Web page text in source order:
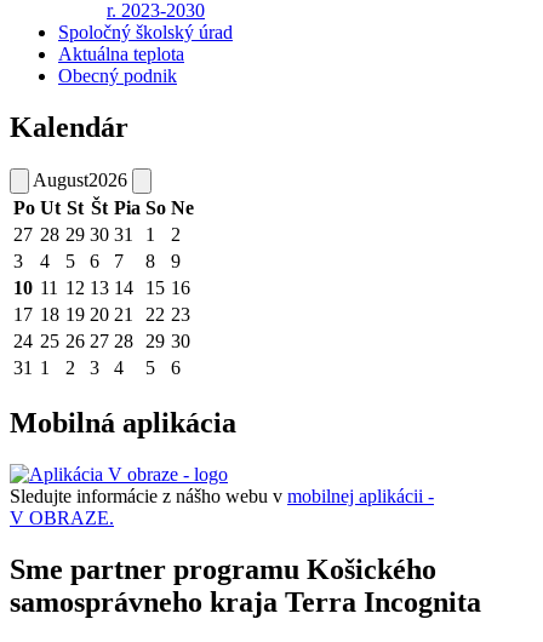
r. 2023-2030
Spoločný školský úrad
Aktuálna teplota
Obecný podnik
Kalendár
August2026
Po Ut St Št Pia So Ne
27 28 29 30 31 1
2
3
4 5 6 7 8
9
10 11 12 13 14 15 16
17 18 19 20 21 22 23
24 25 26 27 28 29 30
31 1 2 3 4 5 6
Mobilná aplikácia
Sledujte informácie z nášho webu v mobilnej aplikácii -
V OBRAZE.
Sme partner programu Košického
samosprávneho kraja Terra Incognita